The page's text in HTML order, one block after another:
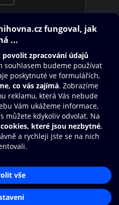
údajů
O2 Knihovna
poslouchej své e-knihy a